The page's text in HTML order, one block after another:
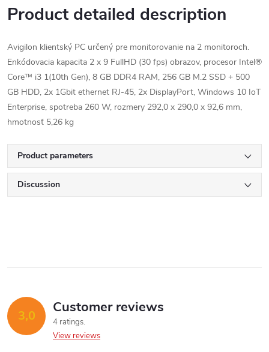
Product detailed description
Avigilon klientský PC určený pre monitorovanie na 2 monitoroch.
Enkódovacia kapacita 2 x 9 FullHD (30 fps) obrazov, procesor Intel®
Core™ i3 1(10th Gen), 8 GB DDR4 RAM, 256 GB M.2 SSD + 500
GB HDD, 2x 1Gbit ethernet RJ-45, 2x DisplayPort, Windows 10 IoT
Enterprise, spotreba 260 W, rozmery 292,0 x 290,0 x 92,6 mm,
hmotnosť 5,26 kg
Product parameters
Discussion
3,0 Customer reviews
4 ratings
View reviews